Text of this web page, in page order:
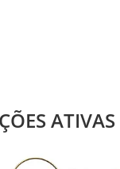
ATIVAS